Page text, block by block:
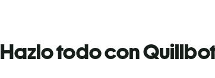
Hazlo todo con